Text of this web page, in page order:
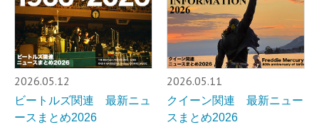
2026.05.12
ビートルズ関連 最新ニュ
ースまとめ2026
2026.05.11
クイーン関連 最新ニュー
スまとめ2026